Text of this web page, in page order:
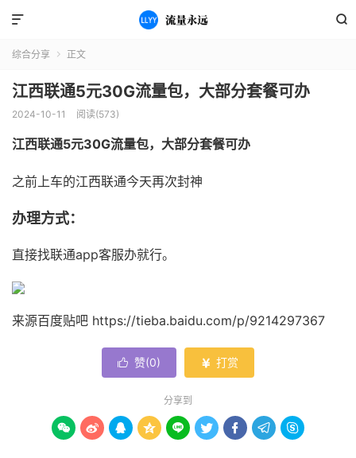


综合分享  正文
江西联通5元30G流量包，大部分套餐可办
2024-10-11 阅读(573)
江西联通5元30G流量包，大部分套餐可办
之前上车的江西联通今天再次封神
办理方式：
直接找联通app客服办就行。
来源百度贴吧 https://tieba.baidu.com/p/9214297367
 赞(0)  打赏
分享到
        